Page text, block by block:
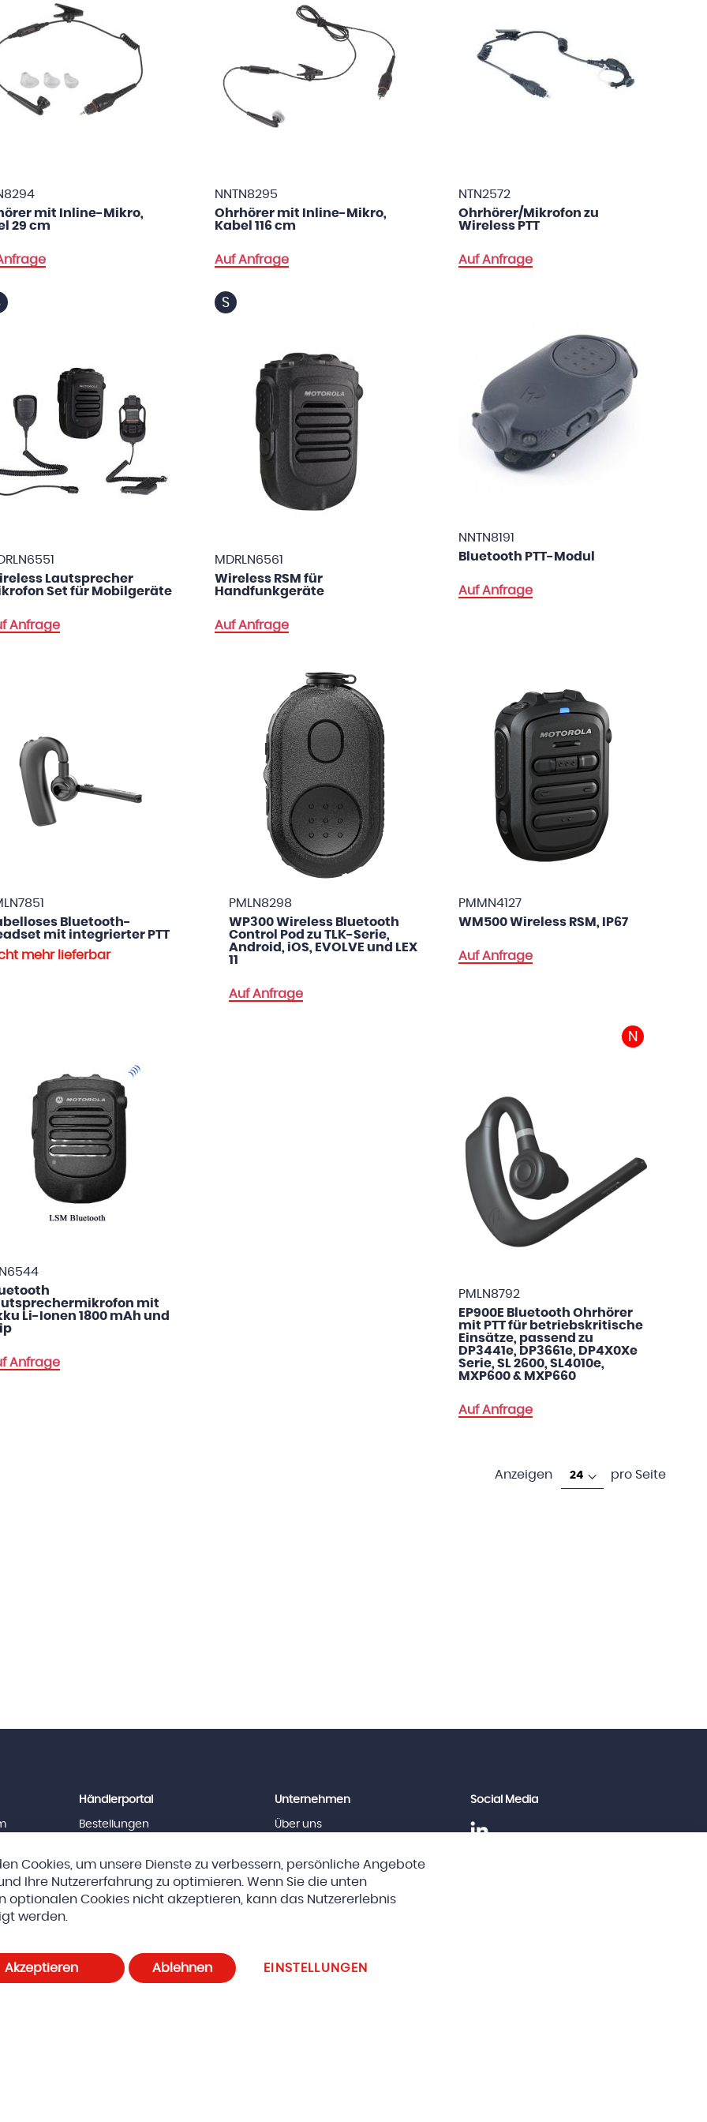
mit Inline-Mikro,
29 cm
NNTN8295
Ohrhörer mit Inline-Mikro,
Kabel 116 cm
Auf Anfrage
NTN2572
Ohrhörer/Mikrofon zu
Wireless PTT
Auf Anfrage
Lautsprecher
Set für Mobilgeräte
Anfrage
S
MDRLN6561
Wireless RSM für
Handfunkgeräte
Auf Anfrage
NNTN8191
Bluetooth PTT-Modul
Auf Anfrage
Bluetooth-
mit integrierter PTT
mehr lieferbar
PMLN8298
WP300 Wireless Bluetooth
Control Pod zu TLK-Serie,
Android, iOS, EVOLVE und LEX
11
Auf Anfrage
PMMN4127
WM500 Wireless RSM, IP67
Auf Anfrage
mit
Li-Ionen 1800 mAh und
Anfrage
N
PMLN8792
EP900E Bluetooth Ohrhörer
mit PTT für betriebskritische
Einsätze, passend zu
DP3441e, DP3661e, DP4X0Xe
Serie, SL 2600, SL4010e,
MXP600 & MXP660
Auf Anfrage
Anzeigen pro Seite
Händlerportal
Bestellungen
Unternehmen
Über uns
Impressum
Social Media
AG AGBs Datenschutz und Cookie-Richtlinien Cookie-Einstellungen
Cookies, um unsere Dienste zu verbessern, persönliche Angebote
Ihre Nutzererfahrung zu optimieren. Wenn Sie die unten
optionalen Cookies nicht akzeptieren, kann das Nutzererlebnis
werden.
Akzeptieren EINSTELLUNGEN
Ablehnen